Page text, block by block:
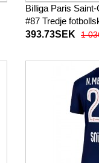
Billiga Paris
#87 Tredje
Kortärmad
393.73SEK 1